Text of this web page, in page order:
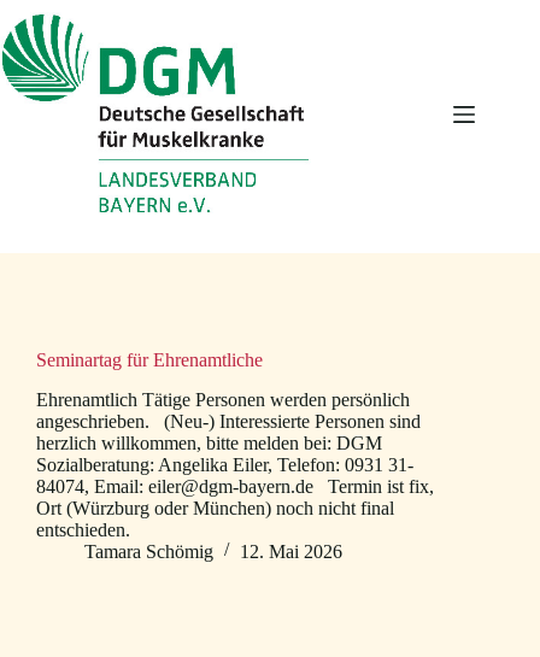
Inhalt
springen
Seminartag für Ehrenamtliche
Ehrenamtlich Tätige Personen werden persönlich
angeschrieben. (Neu-) Interessierte Personen sind
herzlich willkommen, bitte melden bei: DGM
Sozialberatung: Angelika Eiler, Telefon: 0931 31-
84074, Email: eiler@dgm-bayern.de Termin ist fix,
Ort (Würzburg oder München) noch nicht final
entschieden.
Tamara Schömig
12. Mai 2026